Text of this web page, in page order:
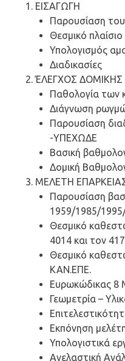
ΕΙΣΑΓΩΓΗ
Παρουσίαση
Θεσμικό πλαίσιο
Υπολογισμός
Διαδικασίες
ΈΛΕΓΧΟΣ
Παθολογία των
Διάγνωση
Παρουσίαση
-ΥΠΕΧΩΔΕ
Βασική
Δομική
ΜΕΛΕΤΗ
Παρουσίαση
1959/1985/
Θεσμικό
4014 και τον
Θεσμικό
ΚΑΝ.ΕΠΕ.
Ευρωκώδικας 8
Γεωμετρία –
Εκπόνηση
Υπολογιστικά
Ανελαστική